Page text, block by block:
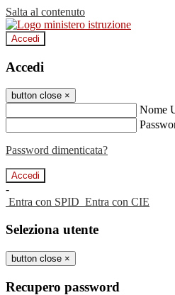
Salta al contenuto
Accedi
Accedi
button close ×
Nome
Password dimenticata?
-
Entra con SPID Entra con CIE
Seleziona utente
button close ×
Recupero password